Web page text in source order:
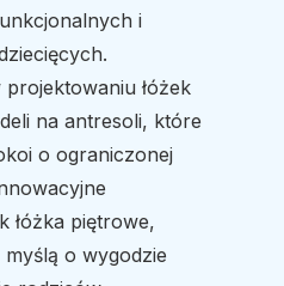
i
łóżek
na antresoli, które
o ograniczonej
łóżka piętrowe,
o wygodzie